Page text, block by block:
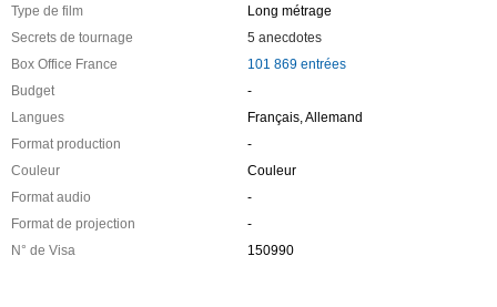
Type de film
Long métrage
Secrets de tournage
5 anecdotes
Box Office France
101 869 entrées
Budget
-
Langues
Français, Allemand
Format production
-
Couleur
Couleur
Format audio
-
Format de projection
-
N° de Visa
150990